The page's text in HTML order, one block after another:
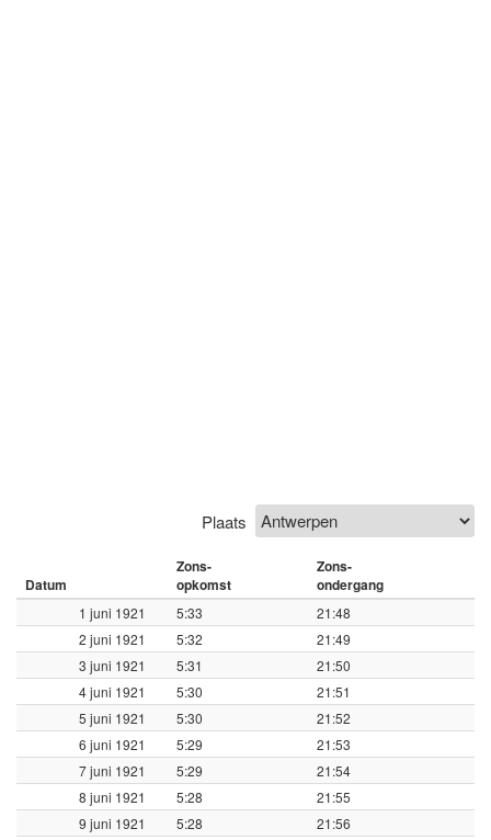
Plaats
Datum
Zons-
opkomst
Zons-
ondergang
1 juni 1921 5:33
21:48
2 juni 1921
5:32
21:49
3 juni 1921
5:31
21:50
4 juni 1921
5:30
21:51
5 juni 1921
5:30
21:52
6 juni 1921
5:29
21:53
7 juni 1921
5:29
21:54
8 juni 1921
5:28
21:55
9 juni 1921
5:28
21:56